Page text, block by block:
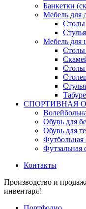
Банкетки
Мебель для
Столы
Мебель для
Столы
Столы
СПОРТИВНАЯ
Обувь для
Обувь для
Футбольная
Футзальная
Контакты
Производство и
инвентаря!